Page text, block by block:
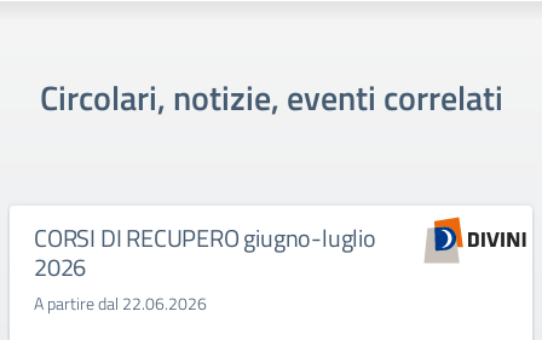
Circolari, notizie, eventi correlati
CORSI DI RECUPERO giugno-luglio
2026
A partire dal 22.06.2026